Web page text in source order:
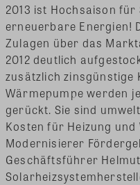
2013 ist Hochsaison
erneuerbare Energien!
Zulagen über das
2012 deutlich
zusätzlich zinsgünstige
Wärmepumpe werden
gerückt. Sie sind
Kosten für Heizung
Modernisierer
Geschäftsführer